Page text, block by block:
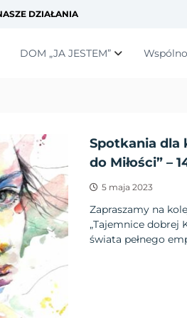
DZIAŁANIA
DOM „JA JESTEM”
Spotkania dla
do Miłości” –
5 maja 2023
Zapraszamy na
„Tajemnice dobrej
świata pełnego